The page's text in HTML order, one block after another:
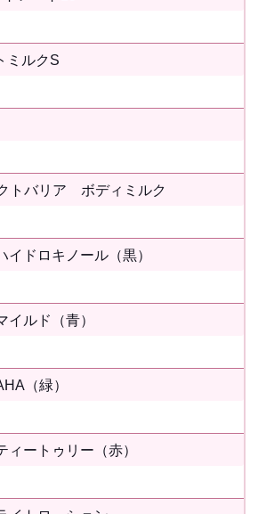
ミルクS
トバリア ボディミルク
イドロキノール（黒）
イルド（青）
（緑）
ィートゥリー（赤）